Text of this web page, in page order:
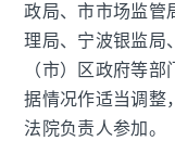
政局、市市场监管
理局、宁波银监局
（市）区政府等
据情况作适当调整
法院负责人参加。